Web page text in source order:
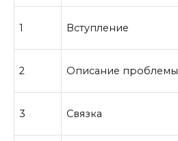
1 Вступление
2 Описание проблемы
3 Связка